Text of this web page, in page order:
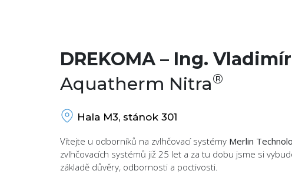
DREKOMA – Ing.
Aquatherm Nitra®
Hala M3, stánok 301
Vítejte u odborníků na zvlhčovací systémy Merlin
zvlhčovacích systémů již 25 let a za tu dobu jsme si
základě důvěry, odbornosti a poctivosti.